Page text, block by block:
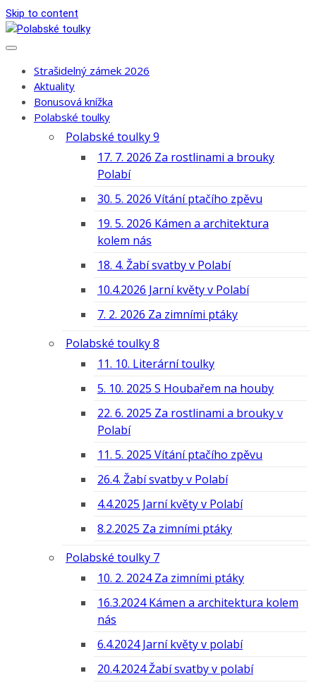
Skip to content
Strašidelný zámek 2026
Aktuality
Bonusová knížka
Polabské toulky
Polabské toulky 9
17. 7. 2026 Za rostlinami a brouky
Polabí
30. 5. 2026 Vítání ptačího zpěvu
19. 5. 2026 Kámen a architektura
kolem nás
18. 4. Žabí svatby v Polabí
10.4.2026 Jarní květy v Polabí
7. 2. 2026 Za zimními ptáky
Polabské toulky 8
11. 10. Literární toulky
5. 10. 2025 S Houbařem na houby
22. 6. 2025 Za rostlinami a brouky v
Polabí
11. 5. 2025 Vítání ptačího zpěvu
26.4. Žabí svatby v Polabí
4.4.2025 Jarní květy v Polabí
8.2.2025 Za zimními ptáky
Polabské toulky 7
10. 2. 2024 Za zimními ptáky
16.3.2024 Kámen a architektura kolem
nás
6.4.2024 Jarní květy v polabí
20.4.2024 Žabí svatby v polabí